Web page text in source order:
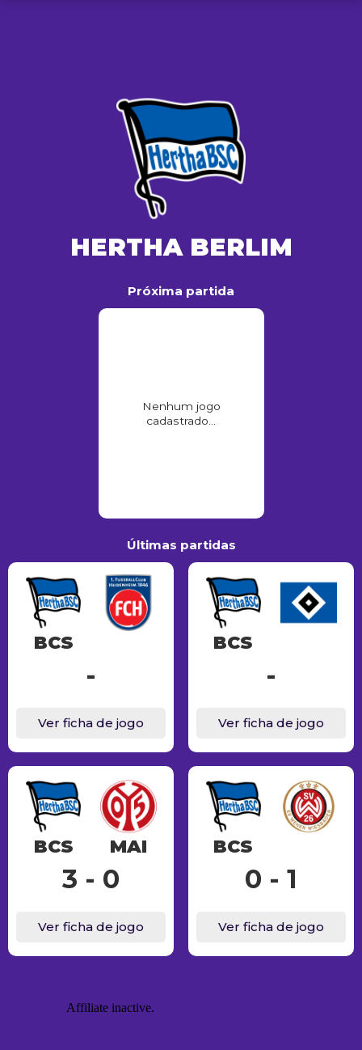
HERTHA BERLIM
Próxima partida
Nenhum jogo
cadastrado...
Últimas partidas
BCS
-
Ver ficha de jogo
BCS
-
Ver ficha de jogo
BCS MAI
3 - 0
Ver ficha de jogo
BCS
0 - 1
Ver ficha de jogo